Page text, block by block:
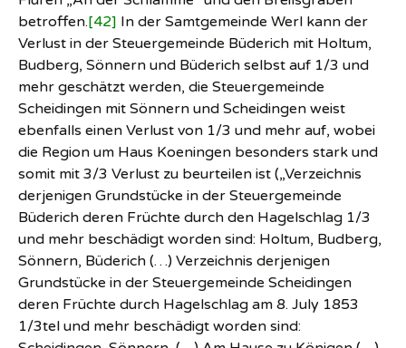
betroffen.[42] In der Samtgemeinde Werl kann der
Verlust in der Steuergemeinde Büderich mit Holtum,
Budberg, Sönnern und Büderich selbst auf 1/3 und
mehr geschätzt werden, die Steuergemeinde
Scheidingen mit Sönnern und Scheidingen weist
ebenfalls einen Verlust von 1/3 und mehr auf, wobei
die Region um Haus Koeningen besonders stark und
somit mit 3/3 Verlust zu beurteilen ist („Verzeichnis
derjenigen Grundstücke in der Steuergemeinde
Büderich deren Früchte durch den Hagelschlag 1/3
und mehr beschädigt worden sind: Holtum, Budberg,
Sönnern, Büderich (…) Verzeichnis derjenigen
Grundstücke in der Steuergemeinde Scheidingen
deren Früchte durch Hagelschlag am 8. July 1853
1/3tel und mehr beschädigt worden sind: